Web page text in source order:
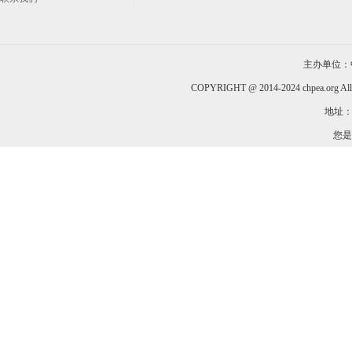
主办单位
COPYRIGHT @ 2014-2024 chpea.org
地址
您